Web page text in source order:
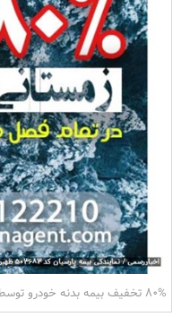
80% تخفیف بیمه بدنه خودرو توسط بیمه پارسیان نمایندگی رسمی کد 503683 ظهیری سروری تا 22 بهمن 1399